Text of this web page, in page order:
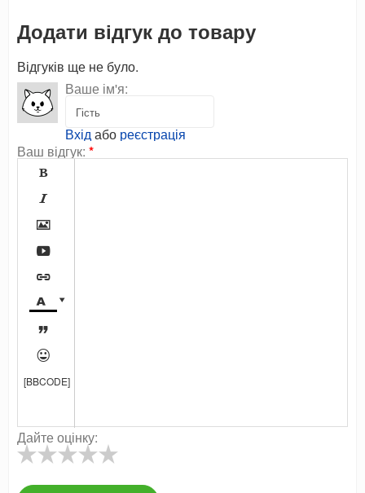
Додати відгук до товару
Відгуків ще не було.
Ваше ім'я:
Вхідабо реєстрація
Ваш відгук: *









[BBCODE]
Дайте оцінку: